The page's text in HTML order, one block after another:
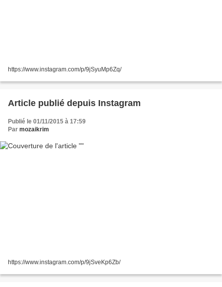
https://www.instagram.com/p/9jSyuMp6Zq/
Article publié depuis Instagram
Publié le 01/11/2015 à 17:59
Par mozaikrim
https://www.instagram.com/p/9jSveKp6Zb/